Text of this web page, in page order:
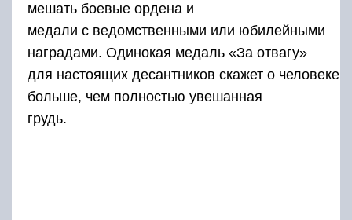
мешать боевые ордена и
медали с ведомственными или юбилейными
наградами. Одинокая медаль «За отвагу»
для настоящих десантников скажет о человеке
больше, чем полностью увешанная
грудь.